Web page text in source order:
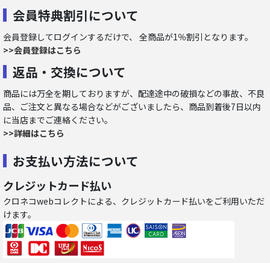
会員特典割引について
会員登録してログインするだけで、 全商品が1％割引となります。
>>会員登録はこちら
返品・交換について
商品には万全を期しておりますが、配達途中の破損などの事故、不良
品、ご注文と異なる場合などがございましたら、商品到着後7日以内
に当店までご連絡ください。
>>詳細はこちら
お支払い方法について
クレジットカード払い
クロネコwebコレクトによる、クレジットカード払いをご利用いただ
けます。